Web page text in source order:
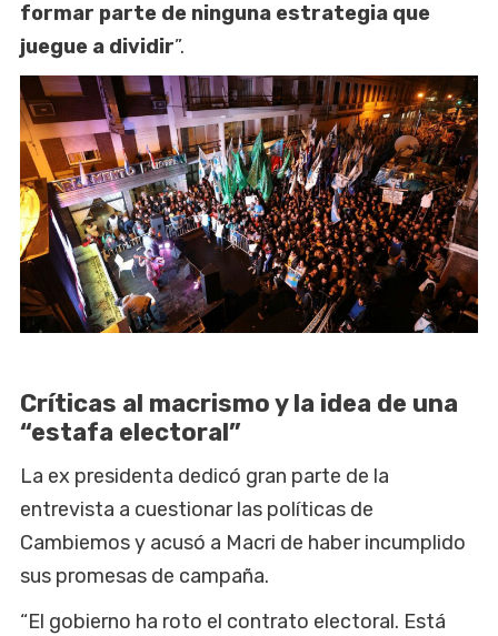
formar parte de ninguna estrategia que
juegue a dividir”.
Críticas al macrismo y la idea de una
“estafa electoral”
La ex presidenta dedicó gran parte de la
entrevista a cuestionar las políticas de
Cambiemos y acusó a Macri de haber incumplido
sus promesas de campaña.
“El gobierno ha roto el contrato electoral. Está